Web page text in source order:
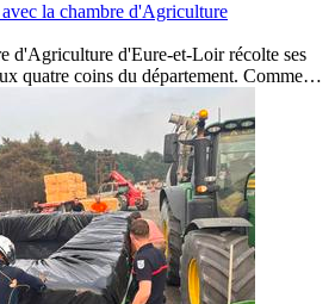
la chambre d'Agriculture
d'Agriculture d'Eure-et-Loir récolte ses
quatre coins du département. Comme…